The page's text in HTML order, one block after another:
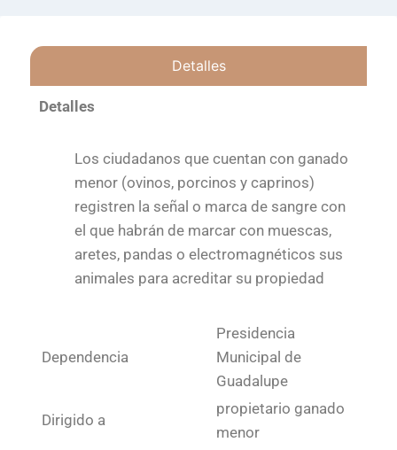
Detalles
Detalles
Los ciudadanos que cuentan con ganado
menor (ovinos, porcinos y caprinos)
registren la señal o marca de sangre con
el que habrán de marcar con muescas,
aretes, pandas o electromagnéticos sus
animales para acreditar su propiedad
Dependencia
Presidencia
Municipal de
Guadalupe
Dirigido a
propietario ganado
menor